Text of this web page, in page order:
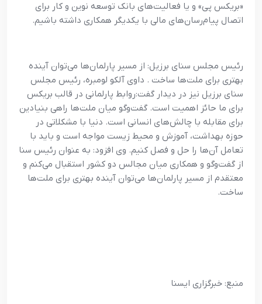
«بریکس پی» و یا فعالیت‌های بانک توسعه نوین و کار برای
اتصال پیام‌رسان‌های مالی با یکدیگر همکاری داشته باشیم.
رئیس مجلس سنای برزیل: از مسیر پارلمان‌ها می‌توان آینده
بهتری برای ملت‌ها ساخت . داوی آلکو لومبره، رئیس مجلس
سنای برزیل نیز در دیدار گفت:روابط پارلمانی در قالب بریکس
برای ما حائز اهمیت است. گفت‌وگو میان ملت‌ها راهی بنیادین
برای مقابله با چالش‌های انسانی است. دنیا با مشکلاتی در
حوزه بهداشت، آموزش و محیط زیست مواجه است و باید با
تعامل آن‌ها را حل و فصل کنیم. وی افزود: به عنوان رئیس سنا
از گفت‌وگو و همکاری میان مجالس دو کشور استقبال می‌کنم و
معتقدم از مسیر پارلمان‌ها می‌توان آینده بهتری برای ملت‌ها
ساخت.
منبع: خبرگزاری ایسنا